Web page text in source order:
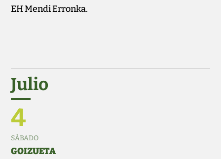
EH Mendi Erronka.
Julio
4
SÁBADO
GOIZUETA